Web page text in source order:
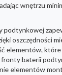
wnętrzu
podtynkowej
oszczędności
elementów,
fronty baterii
elementów